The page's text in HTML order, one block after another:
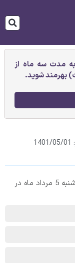
مدت سه ماه از
بهرمند شوید.
1401/05/01
عدد شاخص کل در پایان جلسه معاملاتی چهارشنبه 5 مرداد ماه در